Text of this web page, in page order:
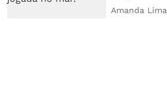
Amanda Lima